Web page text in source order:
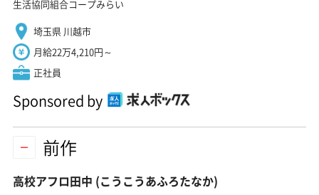
生活協同組合コープみらい
埼玉県 川越市
月給22万4,210円～
正社員
Sponsored by
前作
高校アフロ田中 (こうこうあふろたなか)